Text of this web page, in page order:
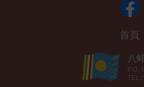
首頁
八
P.O.